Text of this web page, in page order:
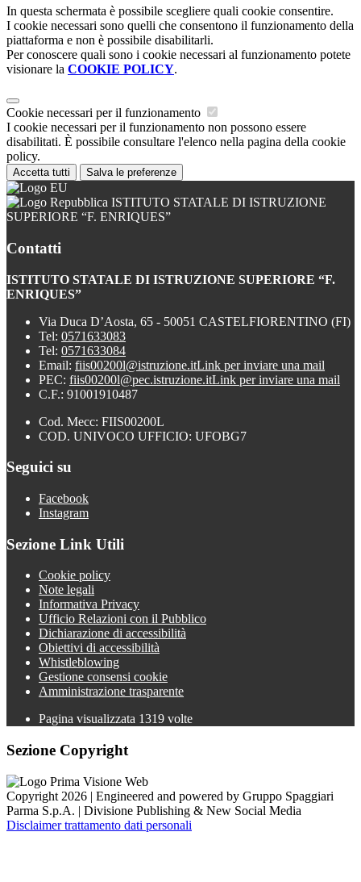
In questa schermata è possibile scegliere quali cookie consentire.
I cookie necessari sono quelli che consentono il funzionamento della
piattaforma e non è possibile disabilitarli.
Per conoscere quali sono i cookie necessari al funzionamento potete
visionare la COOKIE POLICY.
Cookie necessari per il funzionamento
I cookie necessari per il funzionamento non possono essere
disabilitati. È possibile consultare l'elenco nella pagina della cookie
policy.
Accetta tutti Salva le preferenze
ISTITUTO STATALE DI ISTRUZIONE
SUPERIORE “F. ENRIQUES”
Contatti
ISTITUTO STATALE DI ISTRUZIONE SUPERIORE “F.
ENRIQUES”
Via Duca D’Aosta, 65 - 50051 CASTELFIORENTINO (FI)
Tel: 0571633083
Tel: 0571633084
Email: fiis00200l@istruzione.itLink per inviare una mail
PEC: fiis00200l@pec.istruzione.itLink per inviare una mail
C.F.: 91001910487
Cod. Mecc: FIIS00200L
COD. UNIVOCO UFFICIO: UFOBG7
Seguici su
Facebook
Instagram
Sezione Link Utili
Cookie policy
Note legali
Informativa Privacy
Ufficio Relazioni con il Pubblico
Dichiarazione di accessibilità
Obiettivi di accessibilità
Whistleblowing
Gestione consensi cookie
Amministrazione trasparente
Pagina visualizzata 1319 volte
Sezione Copyright
Copyright 2026 | Engineered and powered by Gruppo Spaggiari
Parma S.p.A. | Divisione Publishing & New Social Media
Disclaimer trattamento dati personali